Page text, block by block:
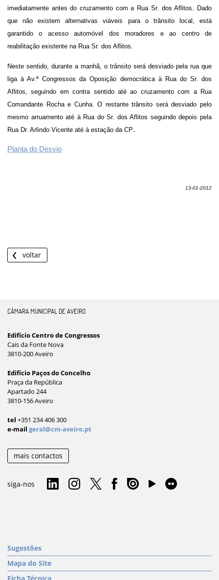
imediatamente antes do cruzamento com a Rua Sr. dos Aflitos. Dado
que não existem alternativas viáveis para o trânsito local, está
garantido o acesso automóvel dos moradores e ao centro de
reabilitação existente na Rua Sr. dos Aflitos.
Neste sentido, durante a manhã, o trânsito será desviado pela rua que
liga à Av.ª Congressos da Oposição democrática à Rua do Sr. dos
Aflitos, seguindo em contra sentido até ao cruzamento com a Rua
Comandante Rocha e Cunha. O restante trânsito será desviado pelo
mesmo arruamento até à Rua do Sr. dos Aflitos seguindo depois pela
Rua Dr. Arlindo Vicente até à estação da CP.
Planta do Desvio
13-01-2012
voltar
CÂMARA MUNICIPAL DE AVEIRO
Edifício Centro de Congressos
Cais da Fonte Nova
3810-200 Aveiro
Edifício Paços do Concelho
Praça da República
Apartado 244
3810-156 Aveiro
tel +351 234 406 300
e-mail geral@cm-aveiro.pt
mais contactos
siga-nos
Sugestões
Mapa do Site